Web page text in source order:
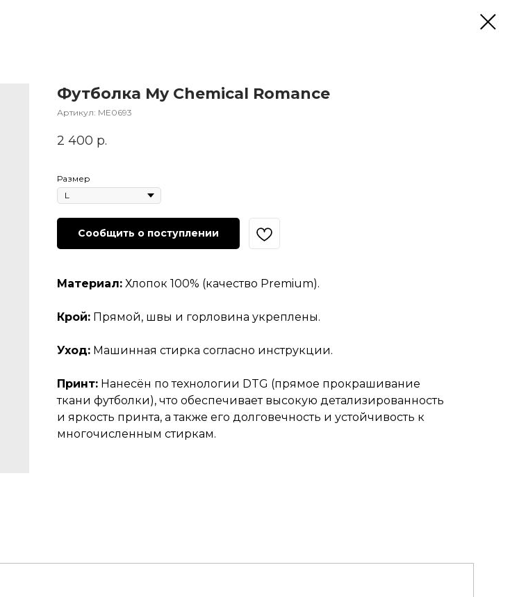
Футболка My Chemical Romance
Артикул: МЕ0693
2 400 р.
Размер
Сообщить о поступлении
Материал: Хлопок 100% (качество Premium).
Крой: Прямой, швы и горловина укреплены.
Уход: Машинная стирка согласно инструкции.
Принт: Нанесён по технологии DTG (прямое прокрашивание
ткани футболки), что обеспечивает высокую детализированность
и яркость принта, а также его долговечность и устойчивость к
многочисленным стиркам.